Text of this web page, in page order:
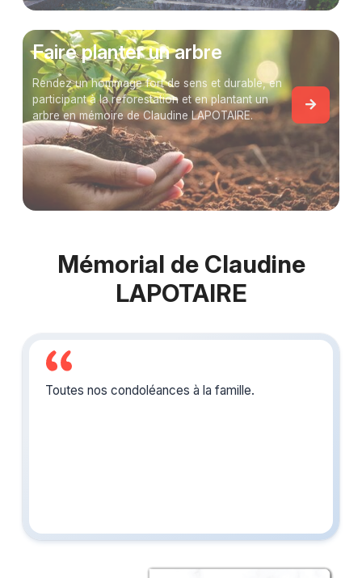
Faire planter un arbre
Rendez un hommage fort de sens et durable, en
participant à la reforestation et en plantant un
arbre en mémoire de Claudine LAPOTAIRE.
Mémorial de Claudine
LAPOTAIRE
Toutes nos condoléances à la famille.